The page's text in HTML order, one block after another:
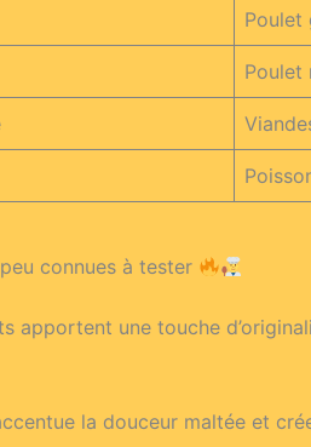
Poulet
Poulet
connues à tester
apportent une touche
la douceur maltée et